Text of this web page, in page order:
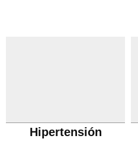
Hipertensión